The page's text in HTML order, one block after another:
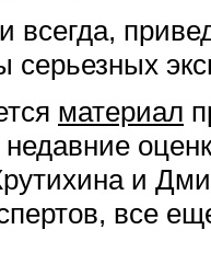
всегда,
серьезных
материал
и
все